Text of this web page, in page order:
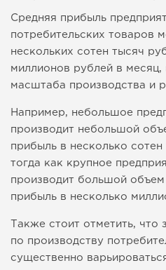
Средняя прибыль
потребительских товаров
нескольких сотен тысяч
миллионов рублей в месяц,
масштаба производства и
Например, небольшое
производит небольшой
прибыль в несколько
тогда как крупное
производит большой
прибыль в несколько
Также стоит отметить, что
по производству
существенно